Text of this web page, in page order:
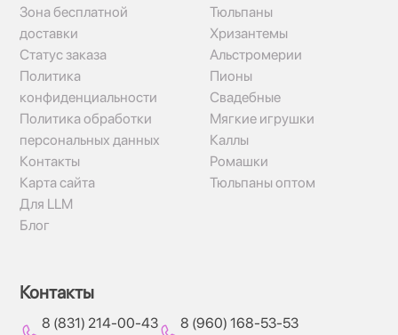
Зона бесплатной
доставки
Статус заказа
Политика
конфиденциальности
Политика обработки
персональных данных
Контакты
Карта сайта
Для LLM
Блог
Тюльпаны
Хризантемы
Альстромерии
Пионы
Свадебные
Мягкие игрушки
Каллы
Ромашки
Тюльпаны оптом
Контакты
8 (831) 214-00-43 8 (960) 168-53-53